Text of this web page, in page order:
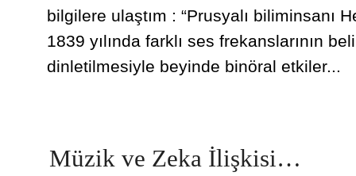
bilgilere ulaştım : “Prusyalı biliminsanı
1839 yılında farklı ses frekanslarının
dinletilmesiyle beyinde binöral etkiler...
Müzik ve Zeka İlişkisi…